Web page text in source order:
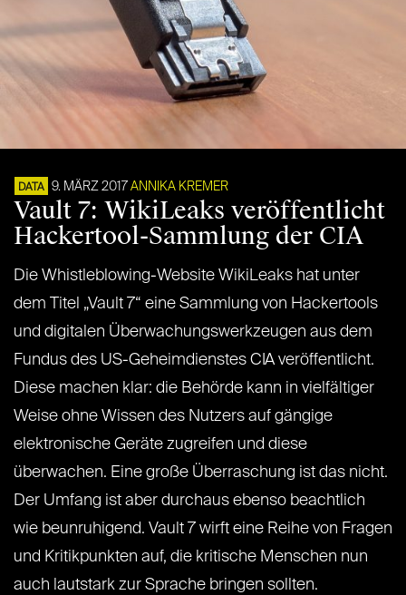
DATA 9. MÄRZ 2017 ANNIKA KREMER
Vault 7: WikiLeaks veröffentlicht
Hackertool-Sammlung der CIA
Die Whistleblowing-Website WikiLeaks hat unter
dem Titel „Vault 7“ eine Sammlung von Hackertools
und digitalen Überwachungswerkzeugen aus dem
Fundus des US-Geheimdienstes CIA veröffentlicht.
Diese machen klar: die Behörde kann in vielfältiger
Weise ohne Wissen des Nutzers auf gängige
elektronische Geräte zugreifen und diese
überwachen. Eine große Überraschung ist das nicht.
Der Umfang ist aber durchaus ebenso beachtlich
wie beunruhigend. Vault 7 wirft eine Reihe von Fragen
und Kritikpunkten auf, die kritische Menschen nun
auch lautstark zur Sprache bringen sollten.